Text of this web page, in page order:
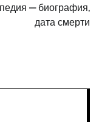
— биография,
дата смерти